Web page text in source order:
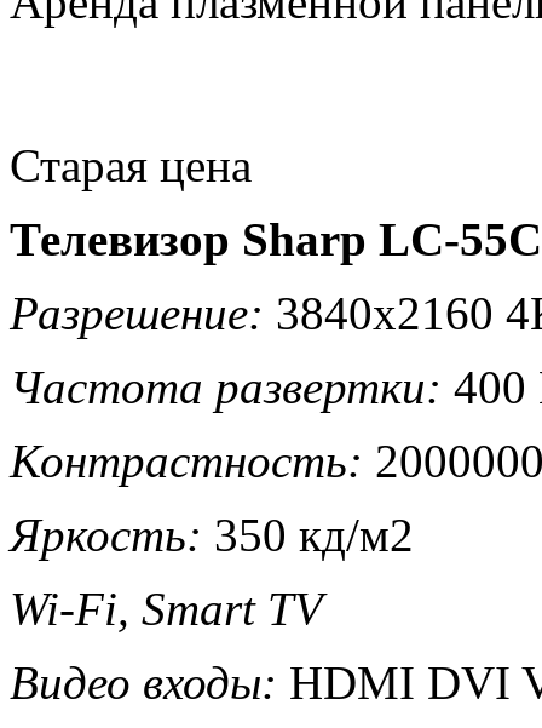
Старая цена
Телевизор Sharp LC-
Разрешение: 3840x2160
Частота развертки: 400
Контрастность:
Яркость: 350 кд/м2
Wi-Fi, Smart TV
Видео входы: HDMI DVI